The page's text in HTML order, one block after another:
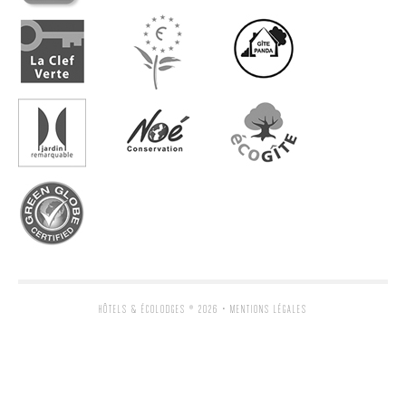
HÔTELS & ÉCOLODGES ® 2026 • MENTIONS LÉGALES